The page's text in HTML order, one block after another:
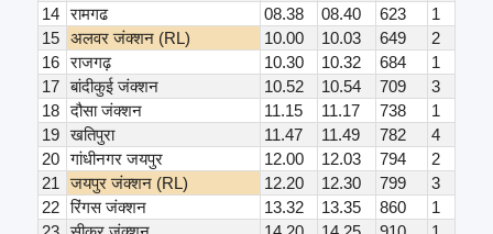
14 रामगढ 08.38 08.40 623
1
15 अलवर जंक्शन (RL) 10.00 10.03 649
2
16 राजगढ़ 10.30 10.32 684
1
17 बांदीकुई जंक्शन 10.52 10.54 709
3
18 दौसा जंक्शन 11.15 11.17 738
1
19 खतिपुरा 11.47 11.49 782
4
20 गांधीनगर जयपुर 12.00 12.03 794
2
21
जयपुर जंक्शन (RL) 12.20 12.30 799
3
22 रिंगस जंक्शन 13.32 13.35 860
1